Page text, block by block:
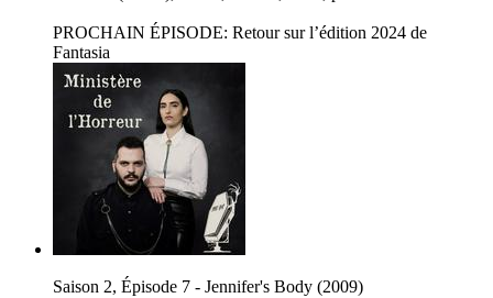
PROCHAIN ÉPISODE: Retour sur l’édition 2024 de
Fantasia
Saison 2, Épisode 7 - Jennifer's Body (2009)